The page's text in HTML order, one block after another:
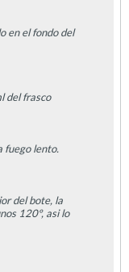
en el fondo del
del frasco
fuego lento.
del bote, la
120º, asi lo